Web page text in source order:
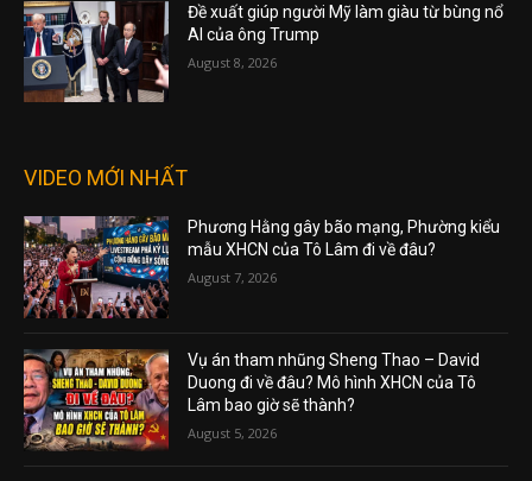
Đề xuất giúp người Mỹ làm giàu từ bùng nổ
AI của ông Trump
August 8, 2026
VIDEO MỚI NHẤT
Phương Hằng gây bão mạng, Phường kiểu
mẫu XHCN của Tô Lâm đi về đâu?
August 7, 2026
Vụ án tham nhũng Sheng Thao – David
Duong đi về đâu? Mô hình XHCN của Tô
Lâm bao giờ sẽ thành?
August 5, 2026